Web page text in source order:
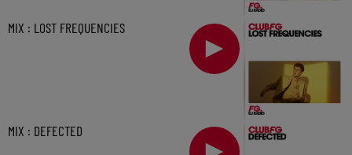
MIX : LOST FREQUENCIES
MIX : DEFECTED